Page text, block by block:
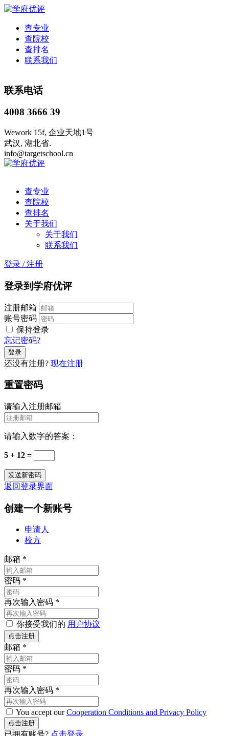
查专业
查院校
查排名
联系我们
联系电话
4008 3666 39
Wework 15f, 企业天地1号
武汉, 湖北省.
info@targetschool.cn
查专业
查院校
查排名
关于我们
关于我们
联系我们
登录 / 注册
登录到学府优评
注册邮箱
账号密码
保持登录
忘记密码?
还没有注册? 现在注册
重置密码
请输入注册邮箱
请输入数字的答案：
5 + 12 =
返回登录界面
创建一个新账号
申请人
校方
邮箱 *
密码 *
再次输入密码 *
你接受我们的 用户协议
邮箱 *
密码 *
再次输入密码 *
You accept ourCooperation Conditions and Privacy Policy